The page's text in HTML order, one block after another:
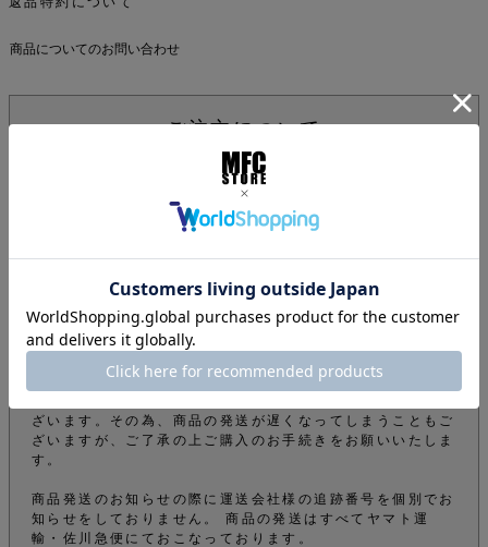
商品についてのお問い合わせ
ご注文について
下記注意事項をお読みになってから商品のご購入手続きをお
メールフィルターの設定をされている場合は 受信可能設定
に変更して頂かないと届かないのでご注意ください。
オンラインショップの商品は実店舗でも販売しているため、
ご注文確定後でもタイミングにより在庫がない場合がござい
ます。できる限りそのようなことがないよう管理しておりま
商品をご購入のお客様のオーダー内容から弊社の審査によ
ざいます。その為、商品の発送が遅くなってしまうこともご
ざいますが、ご了承の上ご購入のお手続きをお願いいたしま
す。
商品発送のお知らせの際に運送会社様の追跡番号を個別でお
知らせをしておりません。 商品の発送はすべてヤマト運
輸・佐川急便にておこなっております。